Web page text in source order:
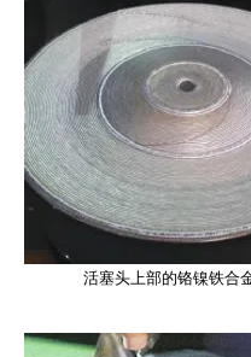
活塞头上部的铬镍铁合